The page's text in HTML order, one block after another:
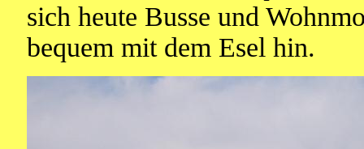
sich heute Busse und
bequem mit dem Esel hin.